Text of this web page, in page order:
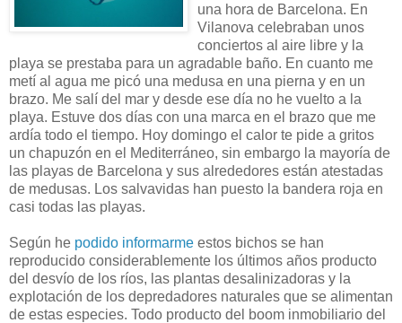
una hora de Barcelona. En
Vilanova celebraban unos
conciertos al aire libre y la
playa se prestaba para un agradable baño. En cuanto me
metí al agua me picó una medusa en una pierna y en un
brazo. Me salí del mar y desde ese día no he vuelto a la
playa. Estuve dos días con una marca en el brazo que me
ardía todo el tiempo. Hoy domingo el calor te pide a gritos
un chapuzón en el Mediterráneo, sin embargo la mayoría de
las playas de Barcelona y sus alrededores están atestadas
de medusas. Los salvavidas han puesto la bandera roja en
casi todas las playas.
Según he podido informarme estos bichos se han
reproducido considerablemente los últimos años producto
del desvío de los ríos, las plantas desalinizadoras y la
explotación de los depredadores naturales que se alimentan
de estas especies. Todo producto del boom inmobiliario del